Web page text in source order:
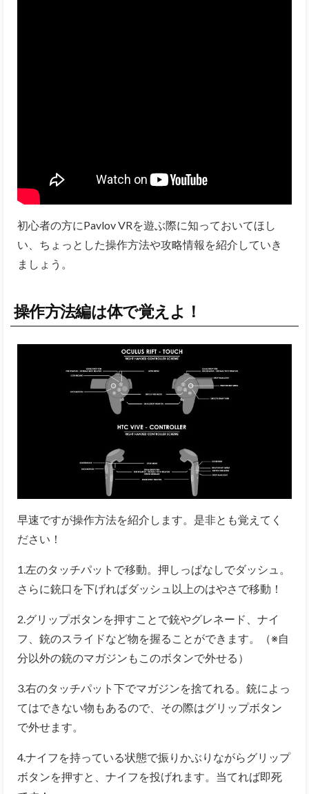
初心者の方にPavlov VRを遊ぶ際に知っておいてほし
い、ちょっとした操作方法や攻略情報を紹介していき
ましょう。
操作方法編は体で覚えよ！
早速ですが操作方法を紹介します。是非とも覚えてく
ださい！
1.左のタッチパットで移動。押しっぱなしでダッシュ。
さらに銃口を下げればダッシュ以上のはやさで移動！
2.グリップボタンを押すことで銃やグレネード、ナイ
フ、銃のスライドなど物を握ることができます。（※自
分以外の銃のマガジンもこのボタンで外せる）
3.右のタッチパット下でマガジンを捨てれる。銃によっ
てはできない物もあるので、その際はグリップボタン
で外せます。
4.ナイフを持っている状態で振りかぶりながらグリップ
ボタンを押すと、ナイフを投げれます。当てれば即死